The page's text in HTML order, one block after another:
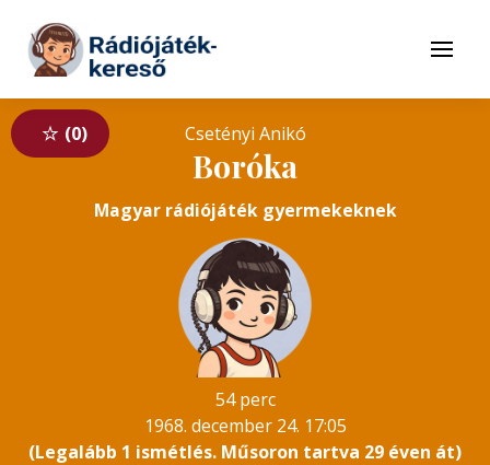
Tovább a tartalomhoz
Menü
0 Csetényi Anikó
Boróka
Magyar rádiójáték gyermekeknek
54 perc
1968. december 24. 17:05
(Legalább 1 ismétlés. Műsoron tartva 29 éven át)